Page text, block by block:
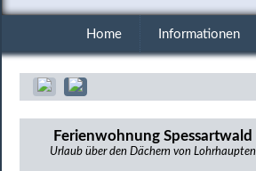
Home Informationen
Ferienwohnung Spessartwald
Urlaub über den Dächern von Lohrhaupten